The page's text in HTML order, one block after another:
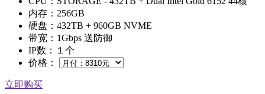
内存：256GB
硬盘：432TB + 960GB NVME
带宽：1Gbps 送防御
IP数：１个
价格：
立即购买